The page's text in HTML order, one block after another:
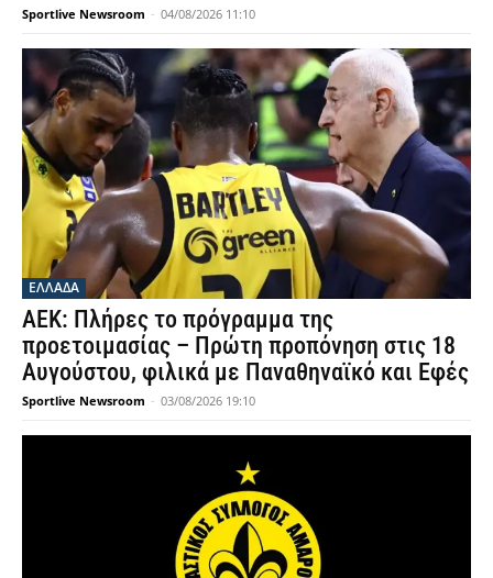
Sportlive Newsroom - 04/08/2026 11:10
ΕΛΛΑΔΑ
ΑΕΚ: Πλήρες το πρόγραμμα της
προετοιμασίας – Πρώτη προπόνηση στις 18
Αυγούστου, φιλικά με Παναθηναϊκό και Εφές
Sportlive Newsroom - 03/08/2026 19:10